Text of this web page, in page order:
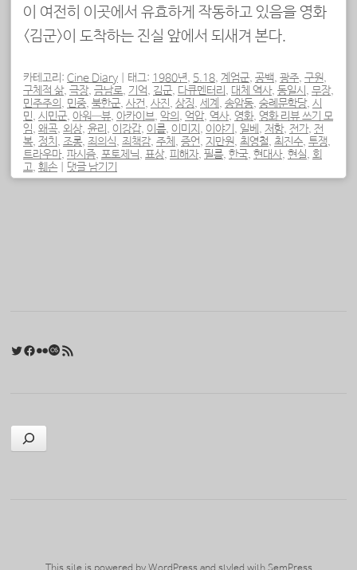
이 여전히 이곳에서 유효하게 작동하고 있음을 영화
<김군>이 도착하는 진실 앞에서 되새겨 본다.
카테고리: Cine Diary 태그: 1980년, 5.18, 계엄군, 공백, 광주, 구원,
구체적 삶, 극장, 금남로, 기억, 김군, 다큐멘터리 , 대체 역사, 동일시 , 무장,
민주주의, 민중, 북한군, 사건, 사진, 상징, 세계 , 송암동, 숭례문학당, 시
민, 시민군, 아워—뷰, 아카이브, 악의, 억압, 역사, 영화, 영화 리뷰 쓰기 모
임, 왜곡, 외상, 윤리 , 이강갑, 이름, 이미지 , 이야기 , 일베 , 저항, 전가, 전
복, 정치 , 조롱, 죄의식, 죄책감, 주체 , 증언, 지만원, 최영철, 최진수, 투쟁,
트라우마, 파시즘, 포토제닉, 표상, 피해자, 필름, 한국, 현대사, 현실, 회
고, 훼손 댓글 남기기
Twitter
Facebook
FlickrLast.fm
검색